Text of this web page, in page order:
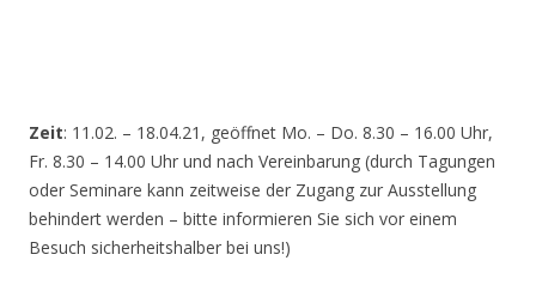
Zeit: 11.02. – 18.04.21, geöffnet Mo. – Do. 8.30 – 16.00 Uhr,
Fr. 8.30 – 14.00 Uhr und nach Vereinbarung (durch Tagungen
oder Seminare kann zeitweise der Zugang zur Ausstellung
behindert werden – bitte informieren Sie sich vor einem
Besuch sicherheitshalber bei uns!)